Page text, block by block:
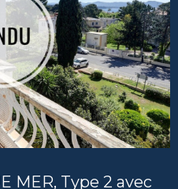
MER, Type 2 avec